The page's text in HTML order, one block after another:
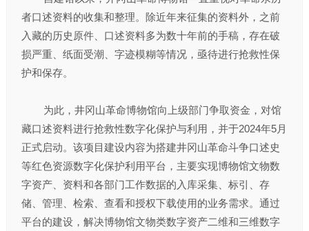
者口述资料的收集和整理。除近年来征集的资料外，之前
入藏的历史原件、口述资料多为数十年前的手稿，存在破
损严重、纸面受潮、字迹模糊等情况，亟待进行抢救性保
护和保存。
为此，井冈山革命博物馆向上级部门争取资金，对馆
藏口述资料进行抢救性数字化保护与利用，并于2024年5月
正式启动。该项目建设内容为搭建井冈山革命斗争口述史
等红色资源数字化保护利用平台，主要实现博物馆文物数
字资产、资料和各部门工作数据的入库采集、标引、存
储、管理、检索、查看和授权下载使用的业务需求。通过
平台的建设，解决博物馆文物类数字资产二维和三维数字